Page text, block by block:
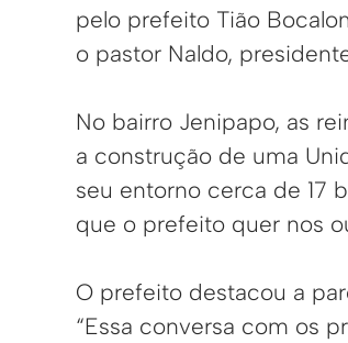
pelo prefeito Tião
o pastor Naldo,
No bairro Jenipapo, as
a construção de uma
seu entorno cerca de 17
que o prefeito quer nos
O prefeito destacou a
“Essa conversa com os